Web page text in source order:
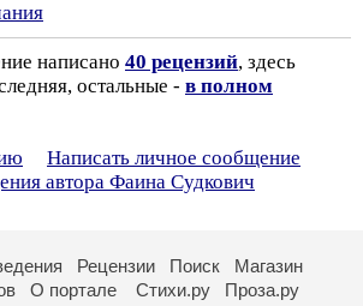
написано 40 рецензий, здесь
остальные - в полном
Написать личное сообщение
автора Фаина Судкович
Рецензии Поиск
Магазин
О портале Стихи.ру Проза.ру